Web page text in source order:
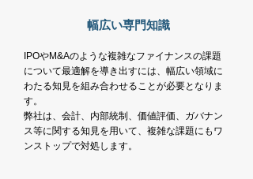
​幅広い専門知識
IPOやM&Aのような複雑なファイナンスの課題
について最適解を導き出すには、幅広い領域に
わたる知見を組み合わせることが必要となりま
す。
弊社は、会計、内部統制、価値評価、ガバナン
ス等に関する知見を用いて、複雑な課題にもワ
ンストップで対処します。